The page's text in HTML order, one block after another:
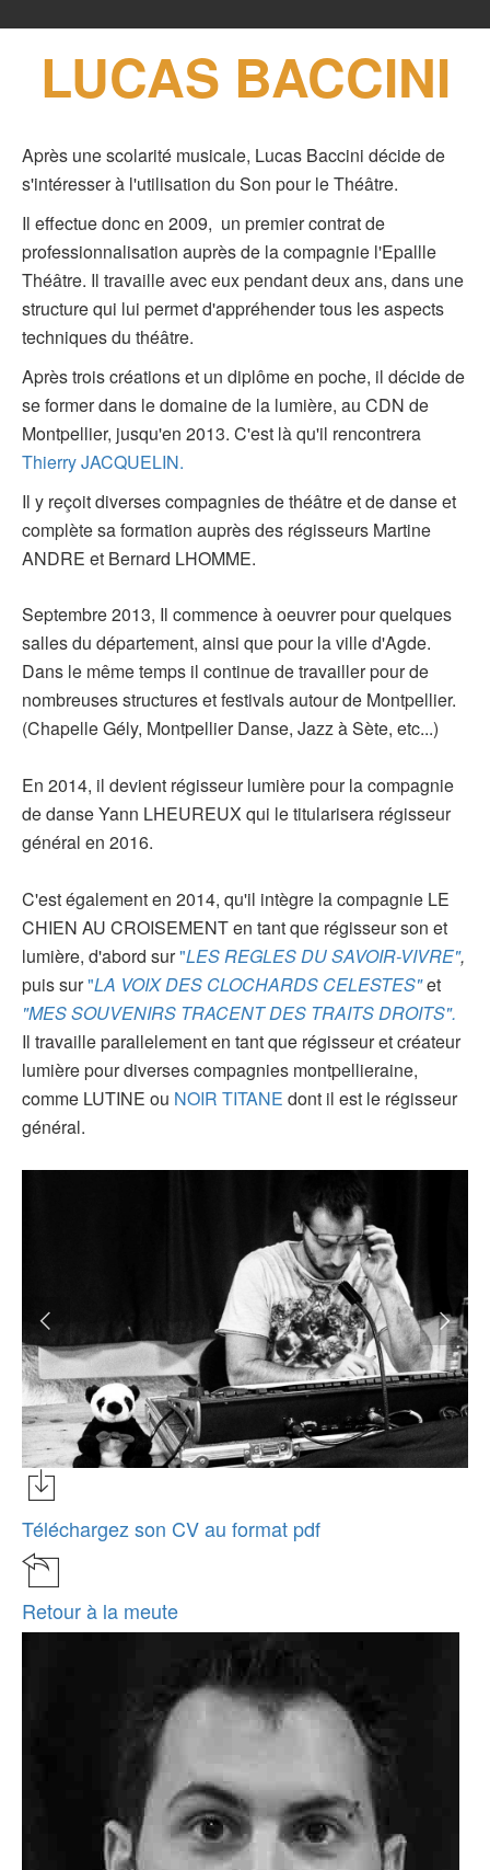
LUCAS BACCINI
Après une scolarité musicale, Lucas Baccini décide de
s'intéresser à l'utilisation du Son pour le Théâtre.
Il effectue donc en 2009, un premier contrat de
professionnalisation auprès de la compagnie l'Epallle
Théâtre. Il travaille avec eux pendant deux ans, dans une
structure qui lui permet d'appréhender tous les aspects
techniques du théâtre.
Après trois créations et un diplôme en poche, il décide de
se former dans le domaine de la lumière, au CDN de
Montpellier, jusqu'en 2013. C'est là qu'il rencontrera
Thierry JACQUELIN.
Il y reçoit diverses compagnies de théâtre et de danse et
complète sa formation auprès des régisseurs Martine
ANDRE et Bernard LHOMME.
Septembre 2013, Il commence à oeuvrer pour quelques
salles du département, ainsi que pour la ville d'Agde.
Dans le même temps il continue de travailler pour de
nombreuses structures et festivals autour de Montpellier.
(Chapelle Gély, Montpellier Danse, Jazz à Sète, etc...)
En 2014, il devient régisseur lumière pour la compagnie
de danse Yann LHEUREUX qui le titularisera régisseur
général en 2016.
C'est également en 2014, qu'il intègre la compagnie LE
CHIEN AU CROISEMENT en tant que régisseur son et
lumière, d'abord sur"LES REGLES DU SAVOIR-VIVRE",
puis sur"LA VOIX DES CLOCHARDS CELESTES"et
"MES SOUVENIRS TRACENT DES TRAITS DROITS".
Il travaille parallelement en tant que régisseur et créateur
lumière pour diverses compagnies montpellieraine,
comme LUTINE ou NOIR TITANE dont il est le régisseur
général.
Téléchargez son CV au format pdf
Retour à la meute